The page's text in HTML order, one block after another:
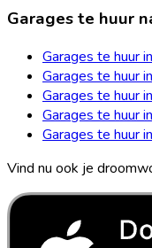
Garages te huur
Garages te huur
Garages te huur
Garages te huur
Garages te huur
Garages te huur
Vind nu ook je